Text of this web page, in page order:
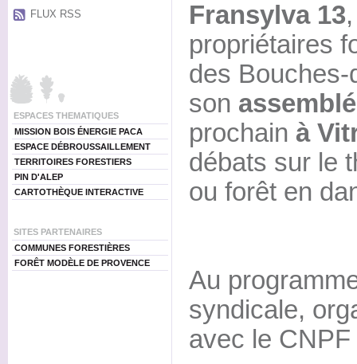
FLUX RSS
ESPACES THEMATIQUES
MISSION BOIS ÉNERGIE PACA
ESPACE DÉBROUSSAILLEMENT
TERRITOIRES FORESTIERS
PIN D'ALEP
CARTOTHÈQUE INTERACTIVE
SITES PARTENAIRES
COMMUNES FORESTIÈRES
FORÊT MODÈLE DE PROVENCE
Fransylva 13
propriétaires
des
son
prochain à
débats sur le
ou forêt en
Au
syndicale,
avec le CNPF